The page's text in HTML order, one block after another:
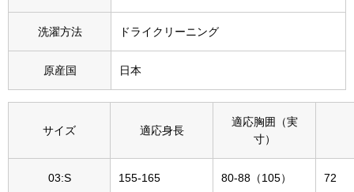
ーブルウェア
その他
洗濯方法 ドライクリーニング
原産国 日本
サイズ 適応身長
適応胸囲（実
寸）
03:S 155-165 80-88（105） 72